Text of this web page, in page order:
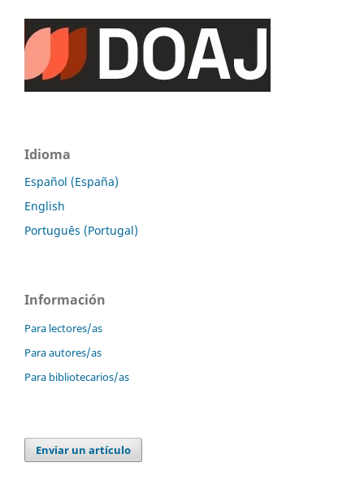
Idioma
Español (España)
English
Português (Portugal)
Información
Para lectores/as
Para autores/as
Para bibliotecarios/as
Enviar un artículo